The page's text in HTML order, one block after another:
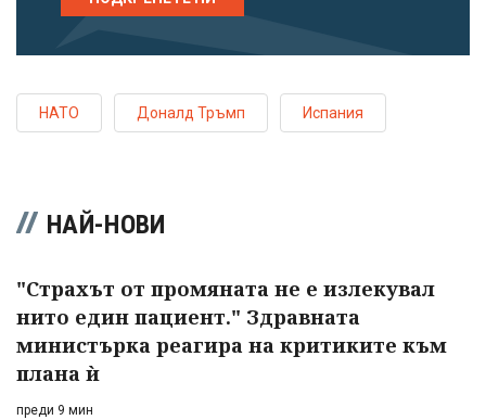
НАТО Доналд Тръмп Испания
НАЙ-НОВИ
"Страхът от промяната не е излекувал
нито един пациент." Здравната
министърка реагира на критиките към
плана ѝ
преди 9 мин